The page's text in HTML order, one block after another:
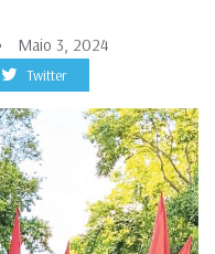
Maio 3, 2024
Twitter